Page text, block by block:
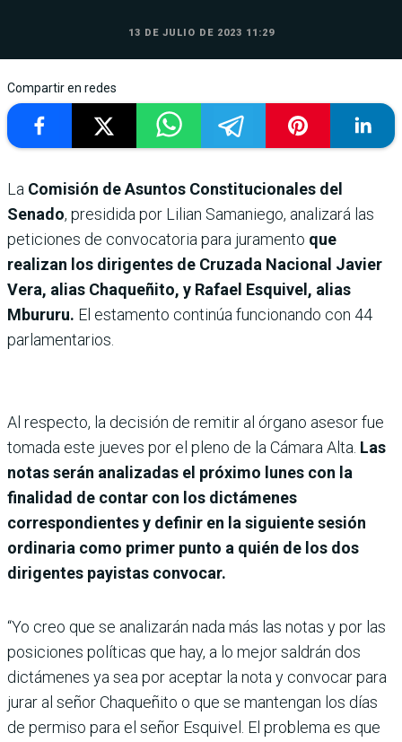
13 DE JULIO DE 2023 11:29
Compartir en redes
La Comisión de Asuntos Constitucionales del
Senado, presidida por Lilian Samaniego, analizará las
peticiones de convocatoria para juramento que
realizan los dirigentes de Cruzada Nacional Javier
Vera, alias Chaqueñito, y Rafael Esquivel, alias
Mbururu. El estamento continúa funcionando con 44
parlamentarios.
Al respecto, la decisión de remitir al órgano asesor fue
tomada este jueves por el pleno de la Cámara Alta. Las
notas serán analizadas el próximo lunes con la
finalidad de contar con los dictámenes
correspondientes y definir en la siguiente sesión
ordinaria como primer punto a quién de los dos
dirigentes payistas convocar.
“Yo creo que se analizarán nada más las notas y por las
posiciones políticas que hay, a lo mejor saldrán dos
dictámenes ya sea por aceptar la nota y convocar para
jurar al señor Chaqueñito o que se mantengan los días
de permiso para el señor Esquivel. El problema es que